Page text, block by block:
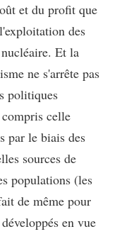
et du profit que
des
Et la
ne s'arrête pas
politiques
celle
par le biais des
sources de
populations (les
de même pour
en vue